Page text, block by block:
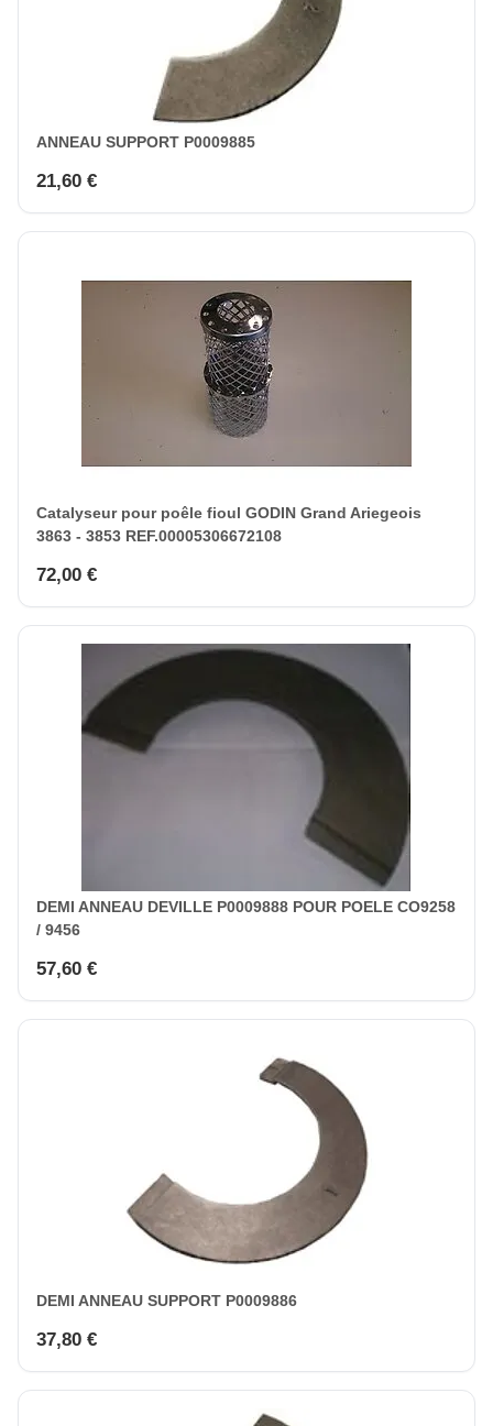
ANNEAU SUPPORT P0009885
21,60 €
Catalyseur pour poêle fioul GODIN Grand Ariegeois
3863 - 3853 REF.00005306672108
72,00 €
DEMI ANNEAU DEVILLE P0009888 POUR POELE CO9258
/ 9456
57,60 €
DEMI ANNEAU SUPPORT P0009886
37,80 €